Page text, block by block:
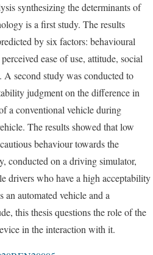
synthesizing the determinants of
is a first study. The results
by six factors: behavioural
ease of use, attitude, social
second study was conducted to
judgment on the difference in
a conventional vehicle during
The results showed that low
behaviour towards the
conducted on a driving simulator,
drivers who have a high acceptability
an automated vehicle and a
this thesis questions the role of the
in the interaction with it.